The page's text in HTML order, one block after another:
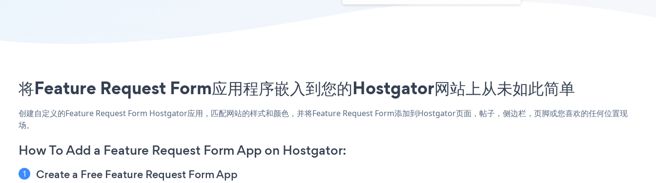
将Feature Request Form应用程序嵌入到您的Hostgator网站上从未如此简单
创建自定义的Feature Request Form Hostgator应用，匹配网站的样式和颜色，并将Feature Request Form添加到Hostgator页面，帖子，侧边栏，页脚或您喜欢的任何位置现
场。
How To Add a Feature Request Form App on Hostgator:
Create a Free Feature Request Form App